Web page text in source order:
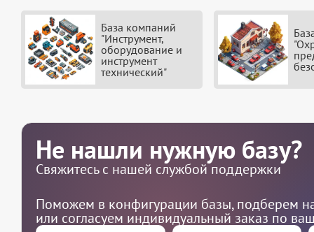
База компаний
"Инструмент,
оборудование и
инструмент
технический"
Не нашли нужную базу?
Свяжитесь с нашей службой поддержки
Поможем в конфигурации базы, подберем
или согласуем индивидуальный заказ по